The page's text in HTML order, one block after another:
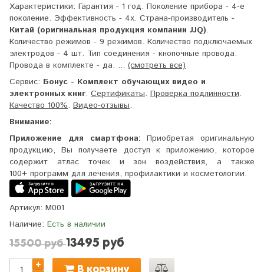
Характеристики: Гарантия - 1 год. Поколение прибора - 4-е
поколение. Эффективность - 4x. Страна-производитель -
Китай (оригинальная продукция компании JJQ).
Количество режимов - 9 режимов. Количество подключаемых
электродов - 4 шт. Тип соединения - кнопочные провода.
Провода в комплекте - да. ... (смотреть все)
Сервис: Бонус - Комплект обучающих видео и
электронных книг. Сертификаты. Проверка подлинности.
Качество 100%. Видео-отзывы.
Внимание:
Приложение для смартфона: Приобретая оригинальную
продукцию, Вы получаете доступ к приложению, которое
содержит атлас точек и зон воздействия, а также
100+ программ для лечения, профилактики и косметологии.
Артикул: M001
Наличие: Есть в наличии
15500 руб13495 руб
В корзину